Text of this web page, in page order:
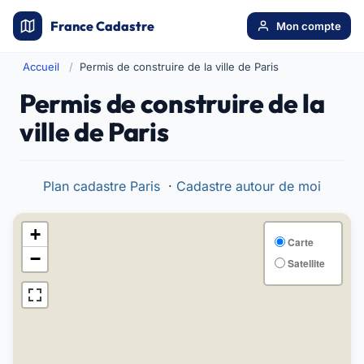
France Cadastre Mon compte
Accueil Permis de construire de la ville de Paris
Permis de construire de la
ville de Paris
Plan cadastre Paris · Cadastre autour de moi
+
−
Carte
Satellite